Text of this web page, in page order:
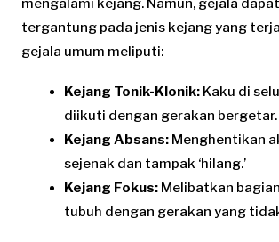
mengalami kejang. Namun, gejala
tergantung pada jenis kejang yang
gejala umum meliputi:
Kejang Tonik-Klonik: Kaku di
diikuti dengan gerakan bergetar.
Kejang Absans: Menghentikan
sejenak dan tampak ‘hilang.’
Kejang Fokus: Melibatkan
tubuh dengan gerakan yang